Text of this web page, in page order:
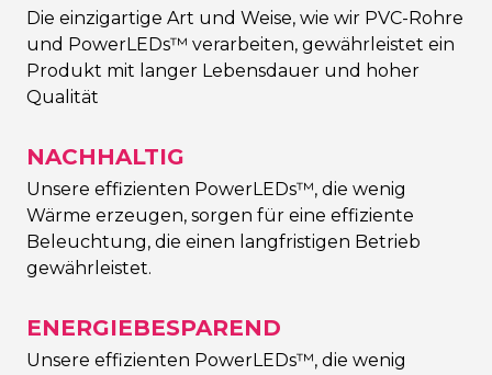
Die einzigartige Art und Weise, wie wir PVC-Rohre
und PowerLEDs™ verarbeiten, gewährleistet ein
Produkt mit langer Lebensdauer und hoher
Qualität
NACHHALTIG
Unsere effizienten PowerLEDs™, die wenig
Wärme erzeugen, sorgen für eine effiziente
Beleuchtung, die einen langfristigen Betrieb
gewährleistet.
ENERGIEBESPAREND
Unsere effizienten PowerLEDs™, die wenig